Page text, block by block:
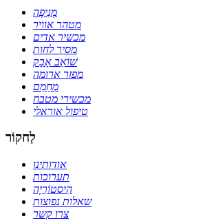
מְנִיפָה
מטהר אוויר
מכשיר אדים
מסיר לחות
שׁוֹאֵב אָבָק
מפזר ארומה
מְחַמֵם
מכשירי מטבח
טיפול אוראלי
לַחקוֹר
אודותינו
תערוכות
הִיסטוֹרִיָה
שאלות נפוצות
צרו קשר